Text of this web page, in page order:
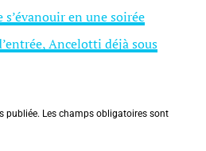
s’évanouir en une soirée
Ancelotti déjà sous
publiée. Les champs obligatoires sont